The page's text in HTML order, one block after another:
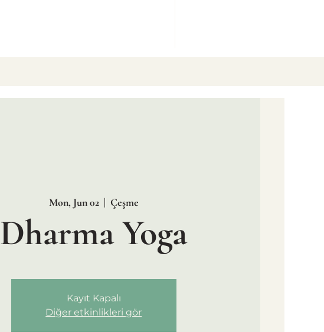
Mon, Jun 02
  |
Çeşme
Dharma Yoga
Kayıt Kapalı
Diğer etkinlikleri gör